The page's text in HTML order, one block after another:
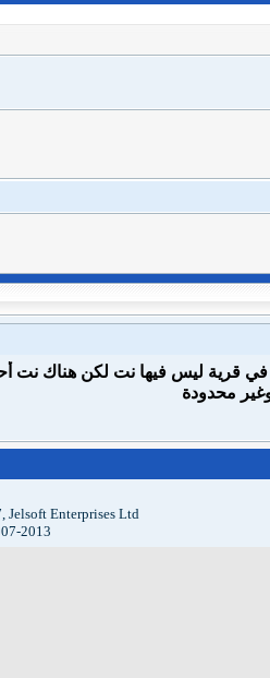
قرية ليس فيها نت لكن هناك نت
محدودة
Enterprises Ltd
2013